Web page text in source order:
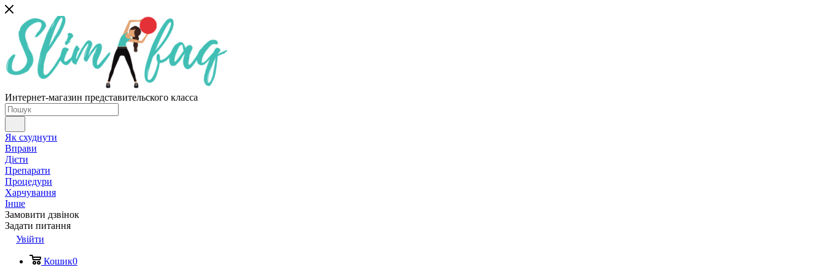
Интернет-магазин представительского класса
Як схуднути
Вправи
Дієти
Препарати
Процедури
Харчування
Інше
Замовити дзвінок
Задати питання
Увійти
Кошик0